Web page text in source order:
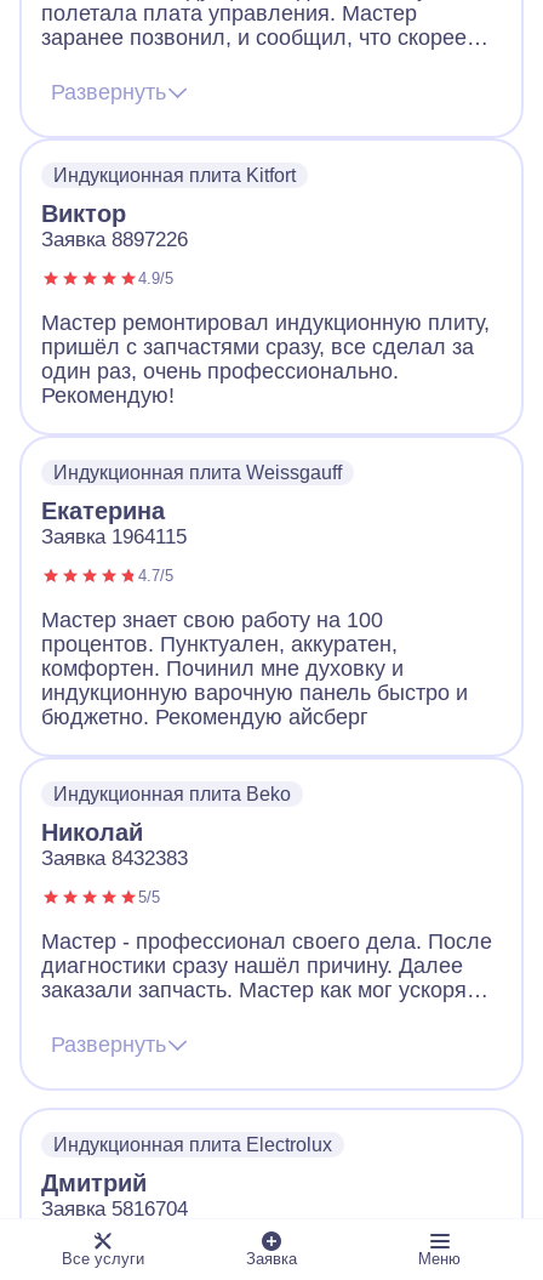
полетала плата управления. Мастер
заранее позвонил, и сообщил, что скорее
починить и без замены. Цена на платы
начинается от 12к и выше. Мастер приехал,
все продиагностировал и смог починить без
Развернуть
Индукционная плита Kitfort
Виктор
Заявка 8897226
4.9/5
Мастер ремонтировал индукционную плиту,
пришёл с запчастями сразу, все сделал за
один раз, очень профессионально.
Рекомендую!
Индукционная плита Weissgauff
Екатерина
Заявка 1964115
4.7/5
Мастер знает свою работу на 100
процентов. Пунктуален, аккуратен,
комфортен. Починил мне духовку и
индукционную варочную панель быстро и
бюджетно. Рекомендую айсберг
Индукционная плита Beko
Николай
Заявка 8432383
5/5
Мастер - профессионал своего дела. После
диагностики сразу нашёл причину. Далее
заказали запчасть. Мастер как мог ускорял
запчасть, поставили, все работает. Видно,
что человек переживает за клиента. Ещё
дал ценные советы по использованию
посуды для плиты. Огромное спасибо!
Развернуть
Индукционная плита Electrolux
Дмитрий
Заявка 5816704
Все услуги Заявка Меню